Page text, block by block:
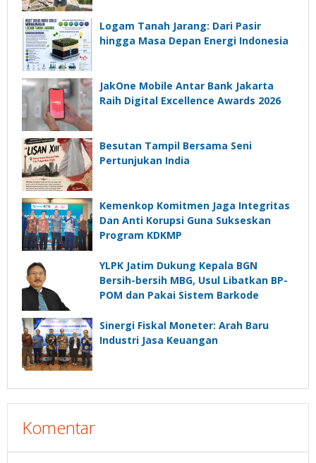
Logam Tanah Jarang: Dari Pasir
hingga Masa Depan Energi Indonesia
JakOne Mobile Antar Bank Jakarta
Raih Digital Excellence Awards 2026
Besutan Tampil Bersama Seni
Pertunjukan India
Kemenkop Komitmen Jaga Integritas
Dan Anti Korupsi Guna Sukseskan
Program KDKMP
YLPK Jatim Dukung Kepala BGN
Bersih-bersih MBG, Usul Libatkan BP-
POM dan Pakai Sistem Barkode
Sinergi Fiskal Moneter: Arah Baru
Industri Jasa Keuangan
Komentar